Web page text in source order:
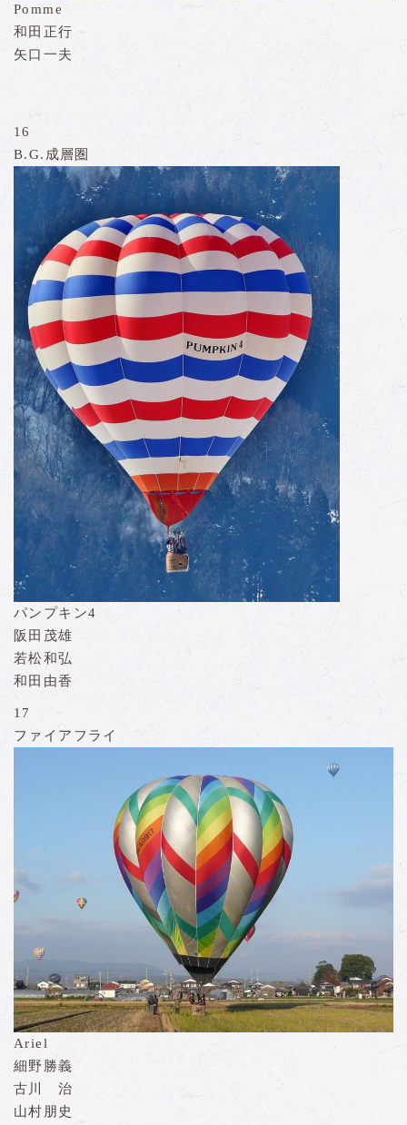
Pomme
和田正行
矢口一夫
16
B.G.成層圏
パンプキン4
阪田茂雄
若松和弘
和田由香
17
ファイアフライ
Ariel
細野勝義
古川 治
山村朋史